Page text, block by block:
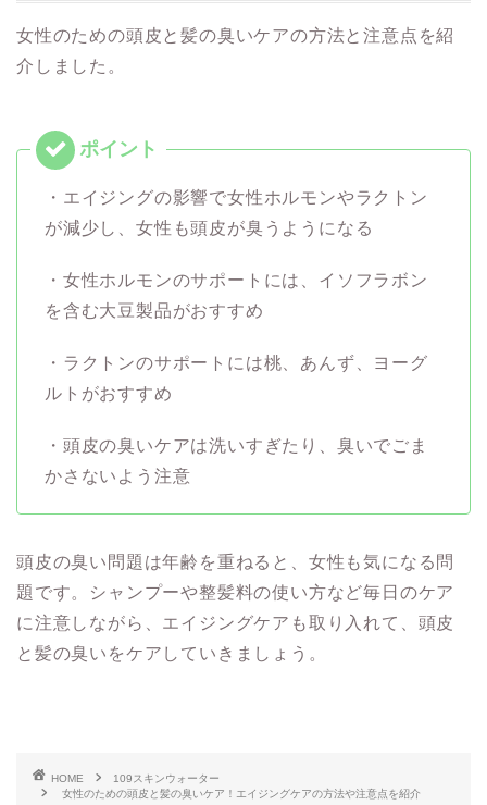
女性のための頭皮と髪の臭いケアの方法と注意点を紹
介しました。
・エイジングの影響で女性ホルモンやラクトン
が減少し、女性も頭皮が臭うようになる
・女性ホルモンのサポートには、イソフラボン
を含む大豆製品がおすすめ
・ラクトンのサポートには桃、あんず、ヨーグ
ルトがおすすめ
・頭皮の臭いケアは洗いすぎたり、臭いでごま
かさないよう注意
頭皮の臭い問題は年齢を重ねると、女性も気になる問
題です。シャンプーや整髪料の使い方など毎日のケア
に注意しながら、エイジングケアも取り入れて、頭皮
と髪の臭いをケアしていきましょう。
HOME
109スキンウォーター
女性のための頭皮と髪の臭いケア！エイジングケアの方法や注意点を紹介